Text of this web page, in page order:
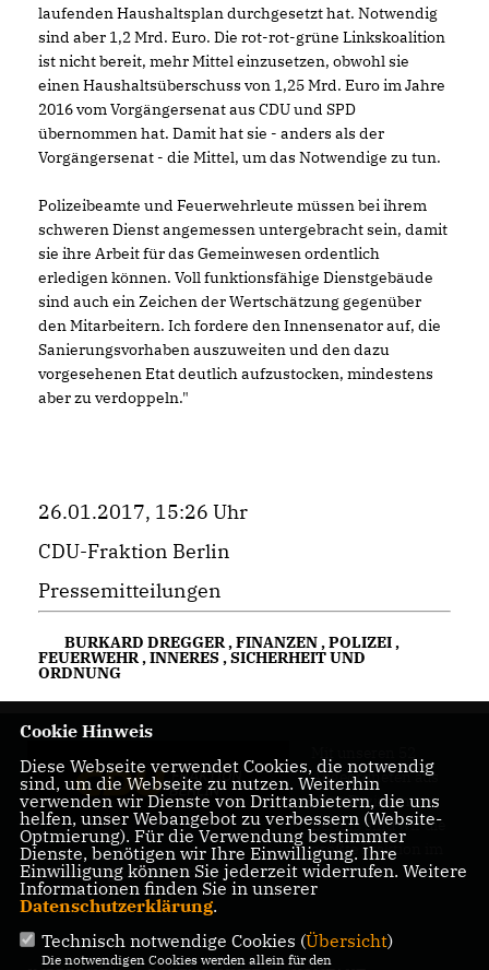
laufenden Haushaltsplan durchgesetzt hat. Notwendig
sind aber 1,2 Mrd. Euro. Die rot-rot-grüne Linkskoalition
ist nicht bereit, mehr Mittel einzusetzen, obwohl sie
einen Haushaltsüberschuss von 1,25 Mrd. Euro im Jahre
2016 vom Vorgängersenat aus CDU und SPD
übernommen hat. Damit hat sie - anders als der
Vorgängersenat - die Mittel, um das Notwendige zu tun.
Polizeibeamte und Feuerwehrleute müssen bei ihrem
schweren Dienst angemessen untergebracht sein, damit
sie ihre Arbeit für das Gemeinwesen ordentlich
erledigen können. Voll funktionsfähige Dienstgebäude
sind auch ein Zeichen der Wertschätzung gegenüber
den Mitarbeitern. Ich fordere den Innensenator auf, die
Sanierungsvorhaben auszuweiten und den dazu
vorgesehenen Etat deutlich aufzustocken, mindestens
aber zu verdoppeln."
26.01.2017, 15:26 Uhr
CDU-Fraktion Berlin
Pressemitteilungen
BURKARD DREGGER,FINANZEN,POLIZEI,
FEUERWEHR,INNERES ,SICHERHEIT UND
ORDNUNG
Abgeordneten aus
allen Bezirken
Berlins sind wir die
größte Fraktion im
Berliner Abgeordnetenhaus.
Cookie Hinweis
Diese Webseite verwendet Cookies, die notwendig
sind, um die Webseite zu nutzen. Weiterhin
verwenden wir Dienste von Drittanbietern, die uns
helfen, unser Webangebot zu verbessern (Website-
Optmierung). Für die Verwendung bestimmter
Dienste, benötigen wir Ihre Einwilligung. Ihre
Einwilligung können Sie jederzeit widerrufen. Weitere
Informationen finden Sie in unserer
Datenschutzerklärung.
Technisch notwendige Cookies (Übersicht)
Die notwendigen Cookies werden allein für den